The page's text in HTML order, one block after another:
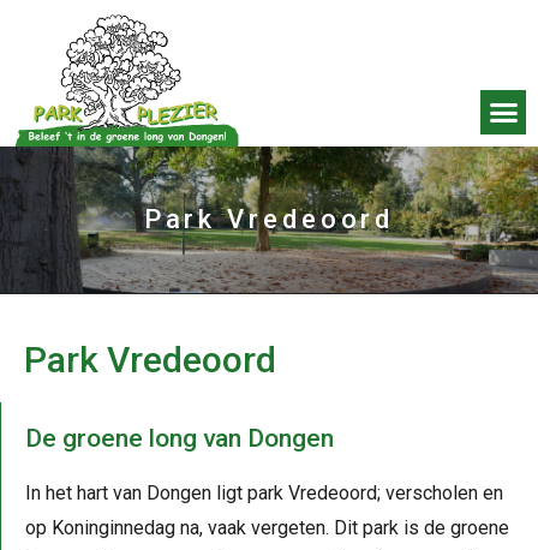
Park Vredeoord
Park Vredeoord
De groene long van Dongen
In het hart van Dongen ligt park Vredeoord; verscholen en
op Koninginnedag na, vaak vergeten. Dit park is de groene